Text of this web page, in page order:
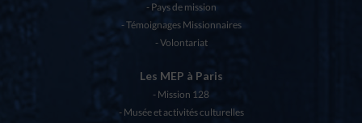
Pays de mission
Témoignages Missionnaires
Volontariat
Les MEP à Paris
Mission 128
Musée et activités culturelles